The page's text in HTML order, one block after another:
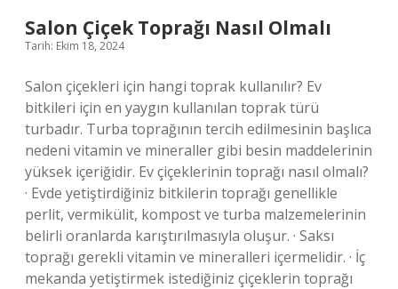
Salon Çiçek Toprağı Nasıl Olmalı
Tarih: Ekim 18, 2024
Salon çiçekleri için hangi toprak kullanılır? Ev
bitkileri için en yaygın kullanılan toprak türü
turbadır. Turba toprağının tercih edilmesinin başlıca
nedeni vitamin ve mineraller gibi besin maddelerinin
yüksek içeriğidir. Ev çiçeklerinin toprağı nasıl olmalı?
· Evde yetiştirdiğiniz bitkilerin toprağı genellikle
perlit, vermikülit, kompost ve turba malzemelerinin
belirli oranlarda karıştırılmasıyla oluşur. · Saksı
toprağı gerekli vitamin ve mineralleri içermelidir. · İç
mekanda yetiştirmek istediğiniz çiçeklerin toprağı